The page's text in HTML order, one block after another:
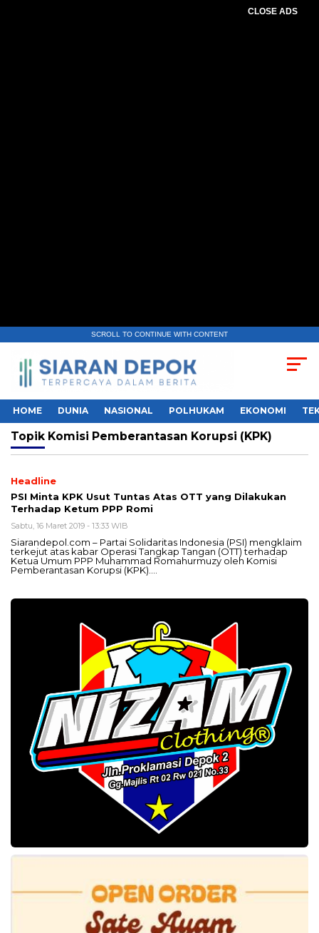
CLOSE ADS
SCROLL TO CONTINUE WITH CONTENT
HOME DUNIA NASIONAL POLHUKAM EKONOMI
Topik Komisi Pemberantasan Korupsi (KPK)
Headline
PSI Minta KPK Usut Tuntas Atas OTT yang Dilakukan
Terhadap Ketum PPP Romi
Sabtu, 16 Maret 2019 - 13:33 WIB
Siarandepol.com – Partai Solidaritas Indonesia (PSI) mengklaim
terkejut atas kabar Operasi Tangkap Tangan (OTT) terhadap
Ketua Umum PPP Muhammad Romahurmuzy oleh Komisi
Pemberantasan Korupsi (KPK)….